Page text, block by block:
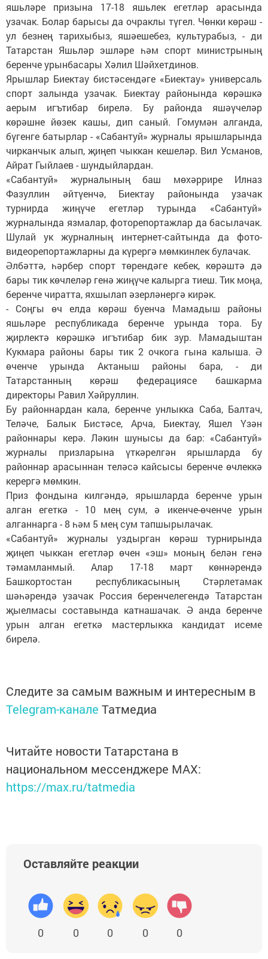
яшьләре призына 17-18 яшьлек егетләр арасында
узачак. Болар барысы да очраклы түгел. Чөнки көрәш -
ул безнең тарихыбыз, яшәешебез, культурабыз, - ди
Татарстан Яшьләр эшләре һәм спорт министрының
беренче урынбасары Хәлил Шәйхетдинов.
Ярышлар Биектау бистәсендәге «Биектау» универсаль
спорт залында узачак. Биектау районында көрәшкә
аерым игътибар бирелә. Бу районда яшәүчеләр
көрәшне йөзек кашы, дип саный. Гомумән алганда,
бүгенге батырлар - «Сабантуй» журналы ярышларында
чирканчык алып, җиңеп чыккан кешеләр. Вил Усманов,
Айрат Гыйлаев - шундыйлардан.
«Сабантуй» журналының баш мөхәррире Илназ
Фазуллин әйтүенчә, Биектау районында узачак
турнирда жиңүче егетләр турында «Сабантуй»
журналында язмалар, фоторепортажлар да басылачак.
Шулай ук журналның интернет-сайтында да фото-
видеорепортажларны да күрергә мөмкинлек булачак.
Әлбәттә, һәрбер спорт төрендәге кебек, көрәштә дә
бары тик көчлеләр генә жиңүче калырга тиеш. Тик моңа,
беренче чиратта, яхшылап әзерләнергә кирәк.
- Соңгы өч елда көрәш буенча Мамадыш районы
яшьләре республикада беренче урында тора. Бу
җирлектә көрәшкә игътибар бик зур. Мамадыштан
Кукмара районы бары тик 2 очкога гына калыша. Ә
өченче урында Актаныш районы бара, - ди
Татарстанның көрәш федерациясе башкарма
директоры Равил Хәйруллин.
Бу районнардан кала, беренче унлыкка Саба, Балтач,
Теләче, Балык Бистәсе, Арча, Биектау, Яшел Үзән
районнары керә. Ләкин шунысы да бар: «Сабантуй»
журналы призларына үткәрелгән ярышларда бу
районнар арасыннан теләсә кайсысы беренче өчлеккә
керергә мөмкин.
Приз фондына килгәндә, ярышларда беренче урын
алган егеткә - 10 мең сум, ә икенче-өченче урын
алганнарга - 8 һәм 5 мең сум тапшырылачак.
«Сабантуй» журналы уздырган көрәш турнирында
җиңеп чыккан егетләр өчен «эш» моның белән генә
тәмамланмый. Алар 17-18 март көннәрендә
Башкортостан республикасының Стәрлетамак
шәһәрендә узачак Россия беренчелегендә Татарстан
җыелмасы составында катнашачак. Ә анда беренче
урын алган егеткә мастерлыкка кандидат исеме
бирелә.
Следите за самым важным и интересным в
Telegram-канале Татмедиа
Читайте новости Татарстана в
национальном мессенджере MАХ:
https://max.ru/tatmedia
Оставляйте реакции
0 0 0 0 0